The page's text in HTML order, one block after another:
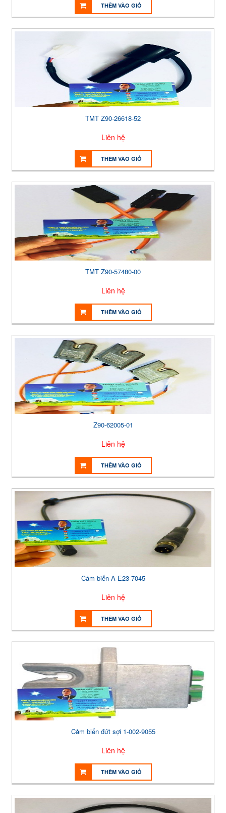
THÊM VÀO GIỎ
TMT Z90-26618-52
Liên hệ
THÊM VÀO GIỎ
TMT Z90-57480-00
Liên hệ
THÊM VÀO GIỎ
Z90-62005-01
Liên hệ
THÊM VÀO GIỎ
Cảm biến A-E23-7045
Liên hệ
THÊM VÀO GIỎ
Cảm biến đứt sợi 1-002-9055
Liên hệ
THÊM VÀO GIỎ